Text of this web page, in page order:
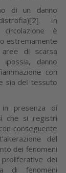
di un danno
In
è
estremamente
di scarsa
ipossia, danno
con
sia del tessuto
presenza di
che si registri
conseguente
del
dei fenomeni
dei
di fenomeni